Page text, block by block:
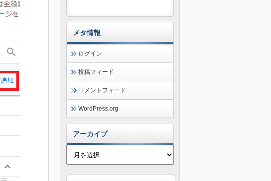
メタ情報
ログイン
投稿フィード
コメントフィード
WordPress.org
アーカイブ